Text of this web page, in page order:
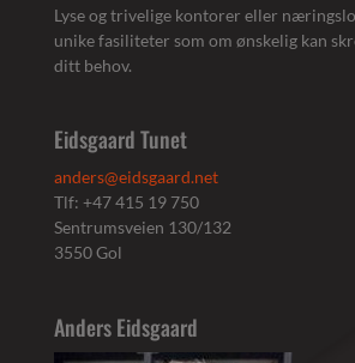
Lyse og trivelige kontorer eller
unike fasiliteter som om ønskelig kan
ditt behov.
Eidsgaard Tunet
anders@eidsgaard.net
Tlf: +47 415 19 750
Sentrumsveien 130/132
3550 Gol
Anders Eidsgaard